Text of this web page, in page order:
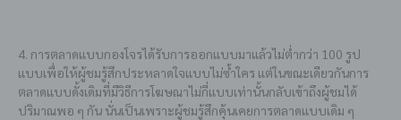
4. การตลาดแบบกองโจรได้รับการออกแบบมาแล้วไม่ต่ำกว่า 100 รูป
แบบเพื่อให้ผู้ชมรู้สึกประหลาดใจแบบไม่ซ้ำใคร แต่ในขณะเดียวกันการ
ตลาดแบบดั้งเดิมที่มีวิธีการโฆษณาไม่กี่แบบเท่านั้นกลับเข้าถึงผู้ชมได้
ปริมาณพอ ๆ กัน นั่นเป็นเพราะผู้ชมรู้สึกคุ้นเคยการตลาดแบบเดิม ๆ